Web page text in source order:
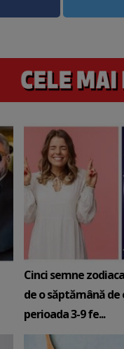
Cinci semne
de o săptămână de
perioada 3-9 fe...